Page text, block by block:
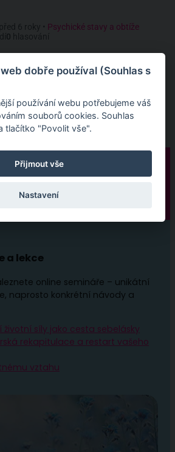
Psychické stavy a obtíže
6 roky•Partnerství a manželství
a lekce
online semináře – unikátní
naprosto konkrétní návody a
životní síly jako cesta sebelásky
rekapitulace a restart vašeho
vztahu
dobře používal (Souhlas s
používání webu potřebujeme váš
souborů cookies. Souhlas
tlačítko "Povolit vše".
Přijmout vše
Nastavení